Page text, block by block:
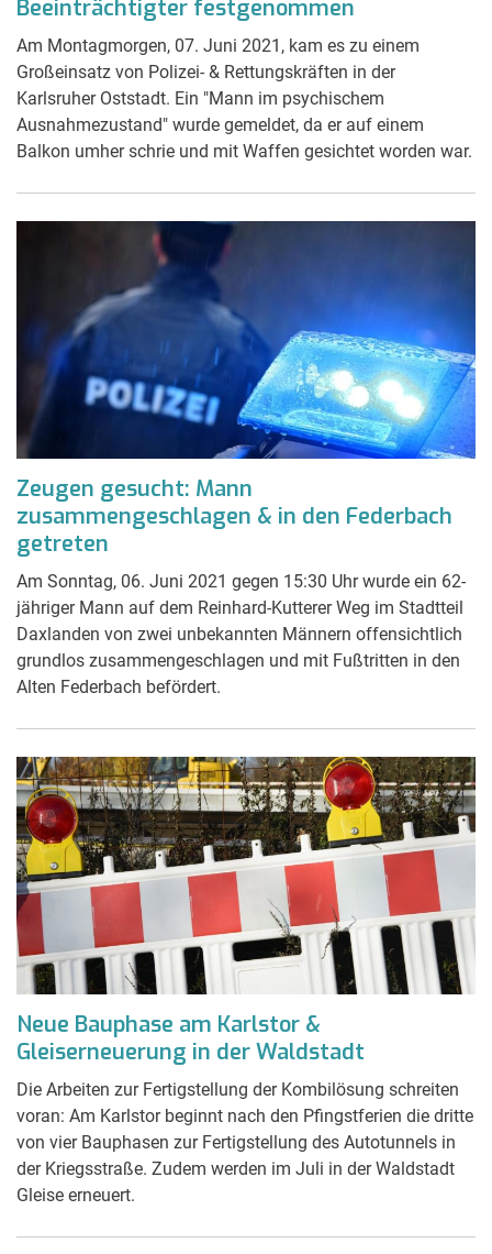
Beeinträchtigter festgenommen
Am Montagmorgen, 07. Juni 2021, kam es zu einem
Großeinsatz von Polizei- & Rettungskräften in der
Karlsruher Oststadt. Ein "Mann im psychischem
Ausnahmezustand" wurde gemeldet, da er auf einem
Balkon umher schrie und mit Waffen gesichtet worden war.
Zeugen gesucht: Mann
zusammengeschlagen & in den Federbach
getreten
Am Sonntag, 06. Juni 2021 gegen 15:30 Uhr wurde ein 62-
jähriger Mann auf dem Reinhard-Kutterer Weg im Stadtteil
Daxlanden von zwei unbekannten Männern offensichtlich
grundlos zusammengeschlagen und mit Fußtritten in den
Alten Federbach befördert.
Neue Bauphase am Karlstor &
Gleiserneuerung in der Waldstadt
Die Arbeiten zur Fertigstellung der Kombilösung schreiten
voran: Am Karlstor beginnt nach den Pfingstferien die dritte
von vier Bauphasen zur Fertigstellung des Autotunnels in
der Kriegsstraße. Zudem werden im Juli in der Waldstadt
Gleise erneuert.